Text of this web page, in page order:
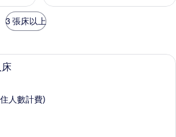
3 張床以上
標準客房, 1 張標準雙人床 | 高級寢具
床
人數計費)